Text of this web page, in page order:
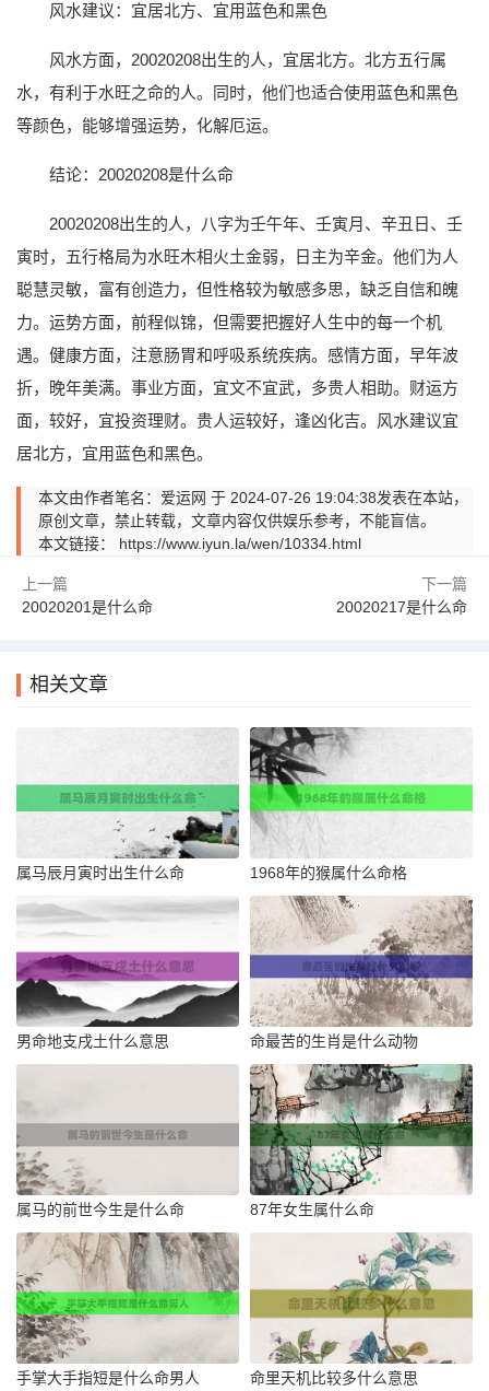
风水建议：宜居北方、宜用蓝色和黑色
风水方面，20020208出生的人，宜居北方。北方五行属
水，有利于水旺之命的人。同时，他们也适合使用蓝色和黑色
等颜色，能够增强运势，化解厄运。
结论：20020208是什么命
20020208出生的人，八字为壬午年、壬寅月、辛丑日、壬
寅时，五行格局为水旺木相火土金弱，日主为辛金。他们为人
聪慧灵敏，富有创造力，但性格较为敏感多思，缺乏自信和魄
力。运势方面，前程似锦，但需要把握好人生中的每一个机
遇。健康方面，注意肠胃和呼吸系统疾病。感情方面，早年波
折，晚年美满。事业方面，宜文不宜武，多贵人相助。财运方
面，较好，宜投资理财。贵人运较好，逢凶化吉。风水建议宜
居北方，宜用蓝色和黑色。
本文由作者笔名：爱运网 于 2024-07-26 19:04:38发表在本站，
原创文章，禁止转载，文章内容仅供娱乐参考，不能盲信。
本文链接： https://www.iyun.la/wen/10334.html
上一篇
20020201是什么命
下一篇
20020217是什么命
相关文章
属马辰月寅时出生什么命 1968年的猴属什么命格
男命地支戌土什么意思 命最苦的生肖是什么动物
属马的前世今生是什么命 87年女生属什么命
手掌大手指短是什么命男人 命里天机比较多什么意思